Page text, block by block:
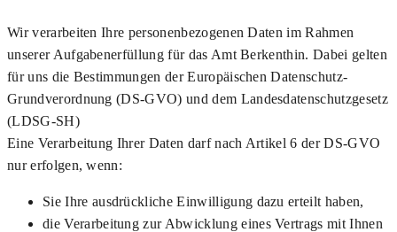
Wir verarbeiten Ihre personenbezogenen Daten im Rahmen
unserer Aufgabenerfüllung für das Amt Berkenthin. Dabei gelten
für uns die Bestimmungen der Europäischen Datenschutz-
Grundverordnung (DS-GVO) und dem Landesdatenschutzgesetz
(LDSG-SH)
Eine Verarbeitung Ihrer Daten darf nach Artikel 6 der DS-GVO
nur erfolgen, wenn:
Sie Ihre ausdrückliche Einwilligung dazu erteilt haben,
die Verarbeitung zur Abwicklung eines Vertrags mit Ihnen